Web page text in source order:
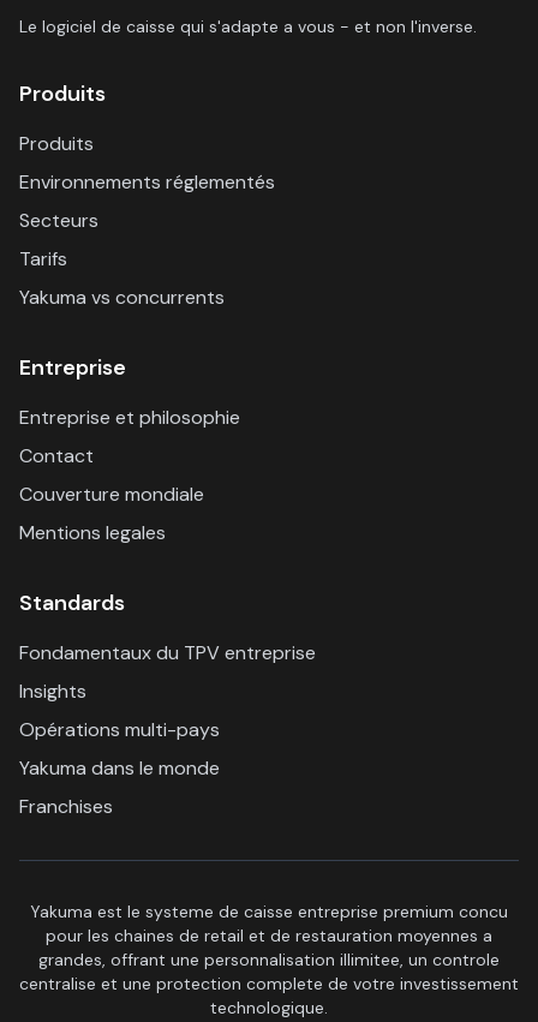
Le logiciel de caisse qui s'adapte a vous - et non l'inverse.
Produits
Produits
Environnements réglementés
Secteurs
Tarifs
Yakuma vs concurrents
Entreprise
Entreprise et philosophie
Contact
Couverture mondiale
Mentions legales
Standards
Fondamentaux du TPV entreprise
Insights
Opérations multi-pays
Yakuma dans le monde
Franchises
Yakuma est le systeme de caisse entreprise premium concu
pour les chaines de retail et de restauration moyennes a
grandes, offrant une personnalisation illimitee, un controle
centralise et une protection complete de votre investissement
technologique.